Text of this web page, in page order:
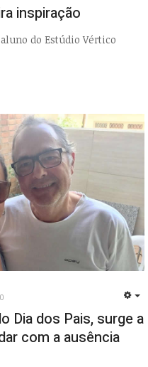
inspiração
do Estúdio Vértico
Dia dos Pais, surge a
com a ausência